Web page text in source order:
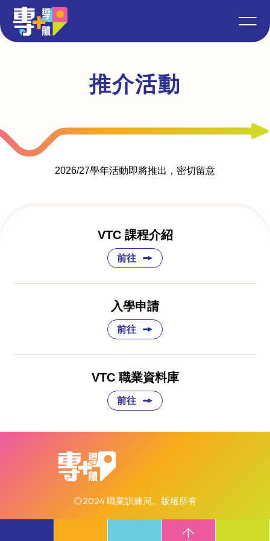
推介活動
2026/27學年活動即將推出，密切留意
VTC 課程介紹
前往
入學申請
前往
VTC 職業資料庫
前往
◎2024 職業訓練局。版權所有